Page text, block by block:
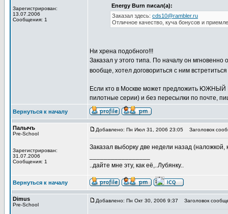
Зарегистрирован:
13.07.2006
Сообщения: 1
Energy Burn писал(а):
Заказал здесь: cds10@rambler.ru
Отличное качество, куча бонусов и
Ни хрена подобного!!!
Заказал у этого типа. По началу он мгновенно
вообще, хотел договориться с ним
Если кто в Москве может предложить ЮЖНЫЙ
пилотные серии) и без пересылки по почте,
Вернуться к началу
Палычъ
Pre-School
Зарегистрирован:
31.07.2006
Сообщения: 1
Добавлено: Пн Июл 31, 2006 23:05 Заголовок
Заказал выборку две недели назад (наложкой,
..дайте мне эту, как её,..Лубянку..
Вернуться к началу
Dimus
Pre-School
Добавлено: Пн Окт 30, 2006 9:37 Заголовок